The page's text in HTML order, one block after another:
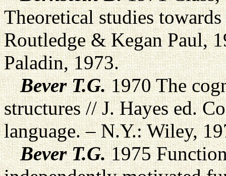
Theoretical studies
Routledge & Kegan Paul,
Paladin, 1973.
Bever T.G.1970 The
structures // J. Hayes ed.
language. – N.Y.: Wiley,
Bever T.G.1975